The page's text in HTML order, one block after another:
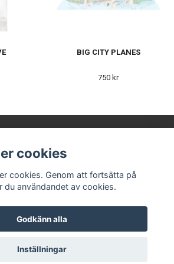
BIG CITY PLANES
750 kr
© Copyright KIMBRA
cookies
cookies. Genom att fortsätta på
du användandet av cookies.
Godkänn alla
Inställningar